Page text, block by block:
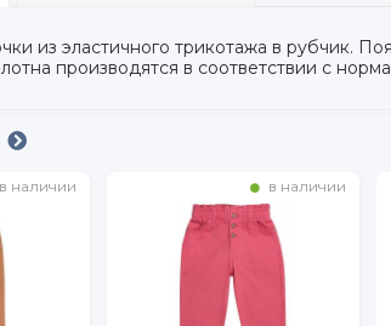
из эластичного трикотажа в рубчик.
производятся в соответствии с
в наличии в наличии